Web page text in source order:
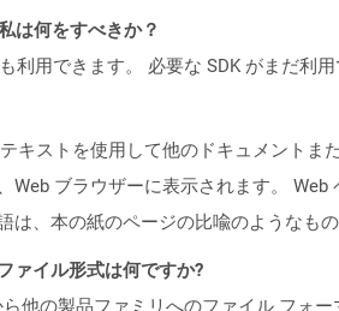
は何をすべきか？
用できます。 必要な SDK がまだ利
キストを使用して他のドキュメントま
Web ブラウザーに表示されます。
、本の紙のページの比喩のようなもの
ァイル形式は何ですか?
の製品ファミリへのファイル フォー